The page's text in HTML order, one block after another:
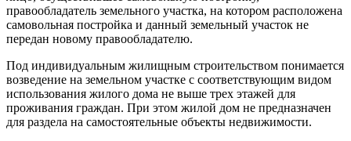
правообладатель земельного участка, на котором расположена
самовольная постройка и данный земельный участок не
передан новому правообладателю.
Под индивидуальным жилищным строительством понимается
возведение на земельном участке с соответствующим видом
использования жилого дома не выше трех этажей для
проживания граждан. При этом жилой дом не предназначен
для раздела на самостоятельные объекты недвижимости.